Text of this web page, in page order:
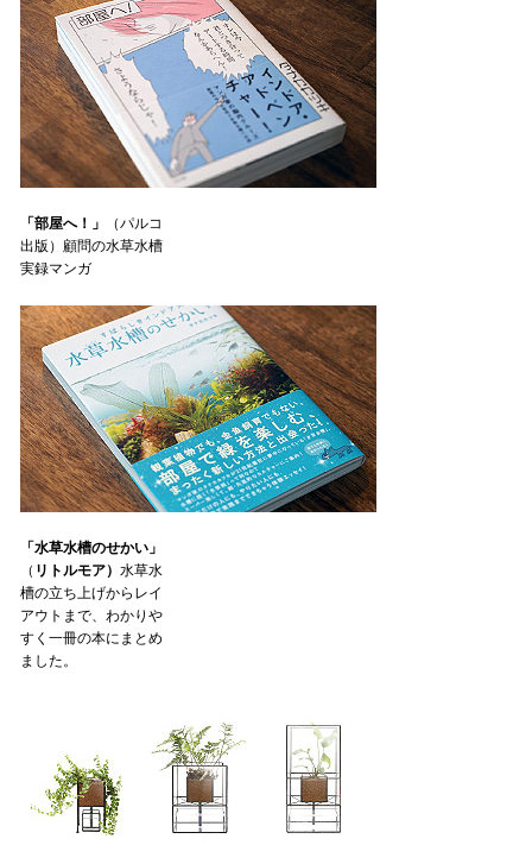
「部屋へ！」
（パルコ
出版）顧問の水草水槽
実録マンガ
「水草水槽のせかい」
（ リトルモア） 水草水
槽の立ち上げからレイ
アウトまで、わかりや
すく一冊の本にまとめ
ました。